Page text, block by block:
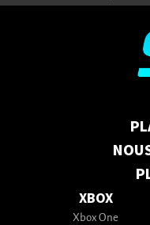
XBOX
Xbox One